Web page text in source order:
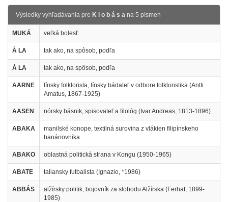
Výsledky vyhľadávania pre K l o b á s a na 5 písmen
MUKÁ veľká bolesť
À LA tak ako, na spôsob, podľa
À LA tak ako, na spôsob, podľa
AARNE
fínsky folklorista, fínsky bádateľ v odbore folkloristika (Antti
Amatus, 1867-1925)
AASEN nórsky básnik, spisovateľ a filológ (Ivar Andreas, 1813-1896)
ABAKA
manilské konope, textilná surovina z vlákien filipínskeho
banánovníka
ABAKO oblastná politická strana v Kongu (1950-1965)
ABATE taliansky futbalista (Ignazio, *1986)
ABBÁS
alžírsky politik, bojovník za slobodu Alžírska (Ferhat, 1899-
1985)